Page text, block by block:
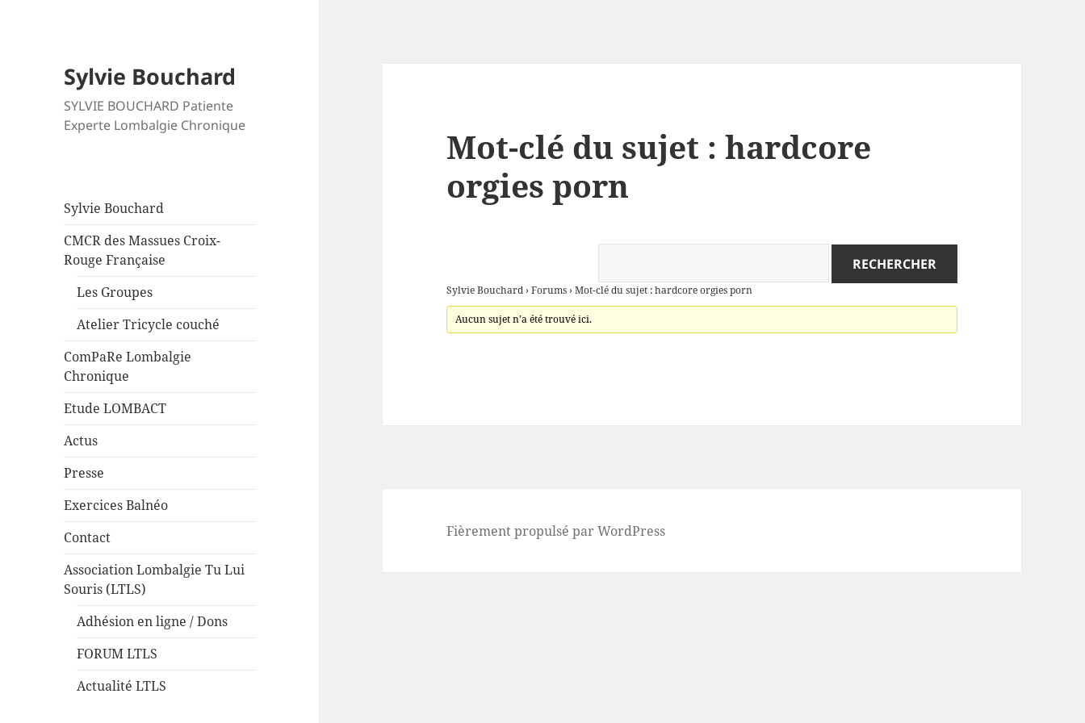
Sylvie Bouchard
SYLVIE BOUCHARD Patiente
Experte Lombalgie Chronique
Sylvie Bouchard
CMCR des Massues Croix-
Rouge Française
Les Groupes
Atelier Tricycle couché
ComPaRe Lombalgie
Chronique
Etude LOMBACT
Actus
Presse
Exercices Balnéo
Contact
Association Lombalgie Tu Lui
Souris (LTLS)
Adhésion en ligne / Dons
FORUM LTLS
Actualité LTLS
Mot-clé du sujet : hardcore
orgies porn
Sylvie Bouchard ›Forums ›Mot-clé du sujet : hardcore orgies porn
Aucun sujet n’a été trouvé ici.
Fièrement propulsé par WordPress